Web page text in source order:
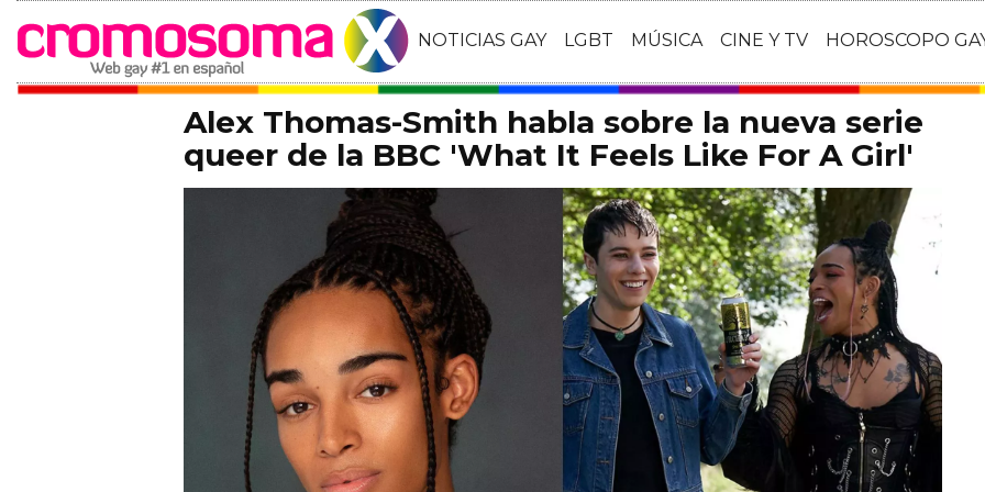
NOTICIAS GAY LGBT MÚSICA CINE Y TV HOROSCOPO
Alex Thomas-Smith habla sobre la nueva serie
queer de la BBC 'What It Feels Like For A Girl'